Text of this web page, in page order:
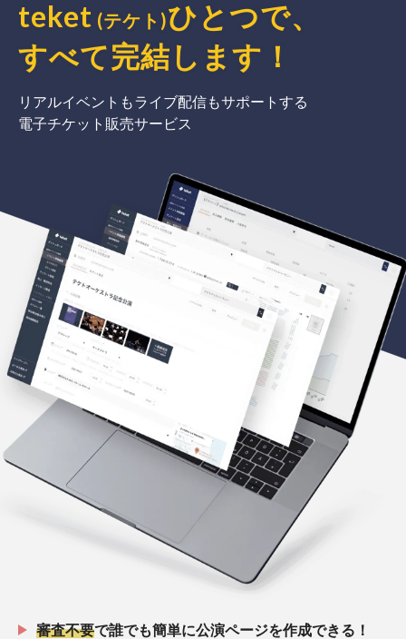
teket (テケト)ひとつで、
すべて完結 します ！
リアルイベントもライブ配信もサポートする
電子チケット販売サービス
審査不要で誰でも簡単に公演ページを作成できる！